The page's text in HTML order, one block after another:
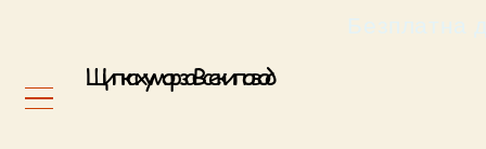
Щипка хумор за Всеки повод